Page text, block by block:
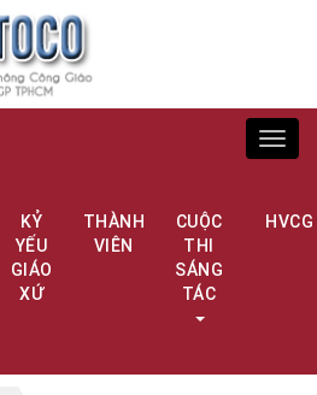
KỶ
YẾU
GIÁO
XỨ
THÀNH
VIÊN
CUỘC
THI
SÁNG
TÁC
HVCG